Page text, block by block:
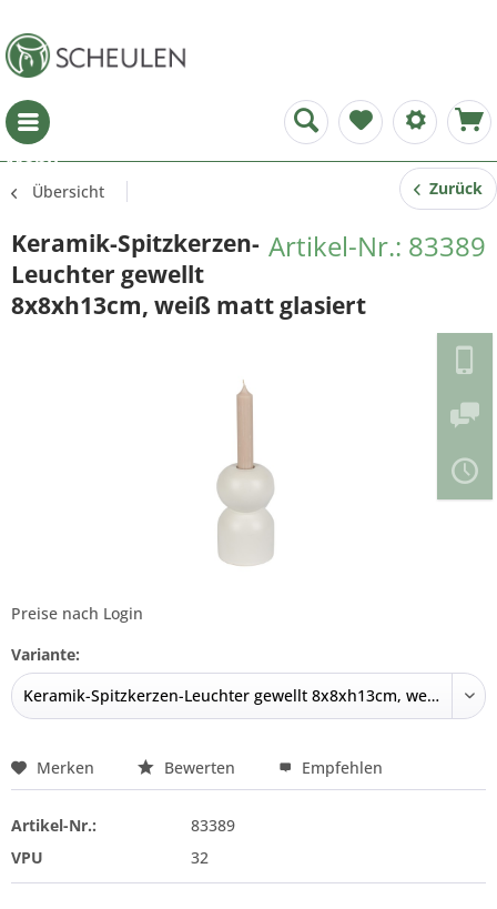
Menü
Übersicht Zurück
Artikel-Nr.: 83389
Keramik-Spitzkerzen-
Leuchter gewellt
8x8xh13cm, weiß matt glasiert
Preise nach Login
Variante:
Merken Bewerten Empfehlen
Artikel-Nr.:
83389
VPU
32